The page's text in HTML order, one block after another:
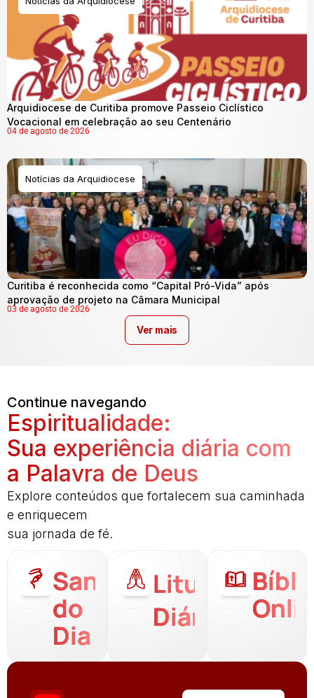
Arquidiocese de Curitiba promove Passeio Ciclístico
Vocacional em celebração ao seu Centenário
04 de agosto de 2026
Notícias da Arquidiocese
Curitiba é reconhecida como “Capital Pró-Vida” após
aprovação de projeto na Câmara Municipal
03 de agosto de 2026
Ver mais
Continue navegando
Espiritualidade:
Sua experiência diária com
a Palavra de Deus
Explore conteúdos que fortalecem sua caminhada
e enriquecem
sua jornada de fé.
Santo
do
Dia
Liturgia
Diária